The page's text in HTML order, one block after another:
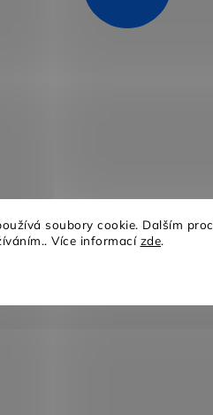
soubory cookie. Dalším
Více informací zde.
Záruka kvality